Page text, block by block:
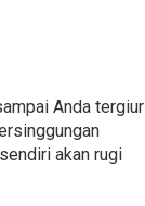
Anda tergiur
akan rugi